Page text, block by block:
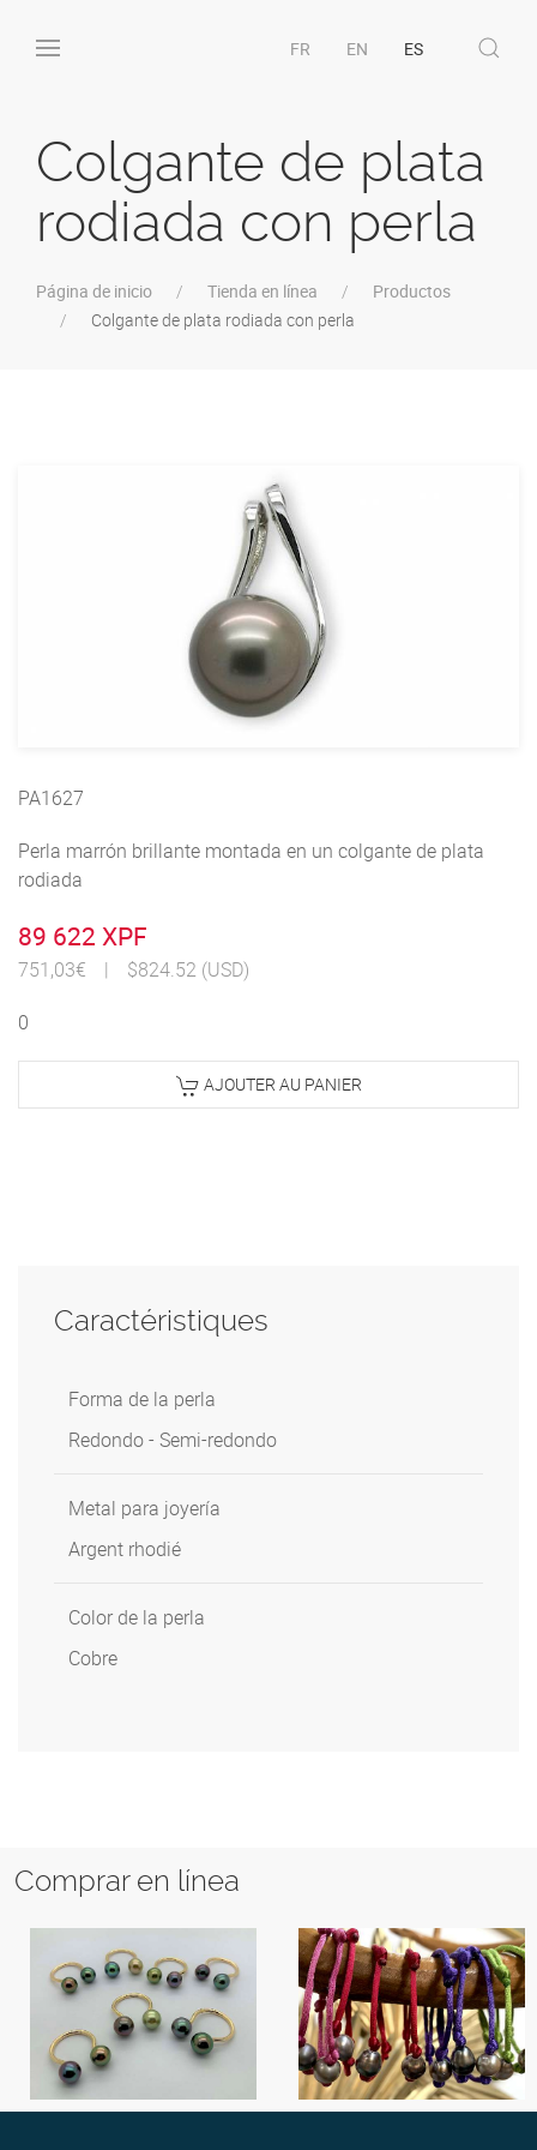
FR EN ES
Colgante de plata
rodiada con perla
Página de inicio Tienda en línea
Productos
Colgante de plata rodiada con perla
PA1627
Perla marrón brillante montada en un colgante de plata
rodiada
89 622 XPF
751,03€ |
$824.52 (USD)
0
AJOUTER AU PANIER
Caractéristiques
Forma de la perla
Redondo - Semi-redondo
Metal para joyería
Argent rhodié
Color de la perla
Cobre
Comprar en línea